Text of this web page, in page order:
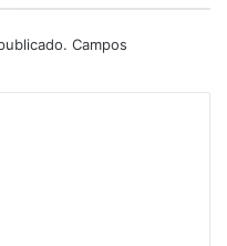
Campos